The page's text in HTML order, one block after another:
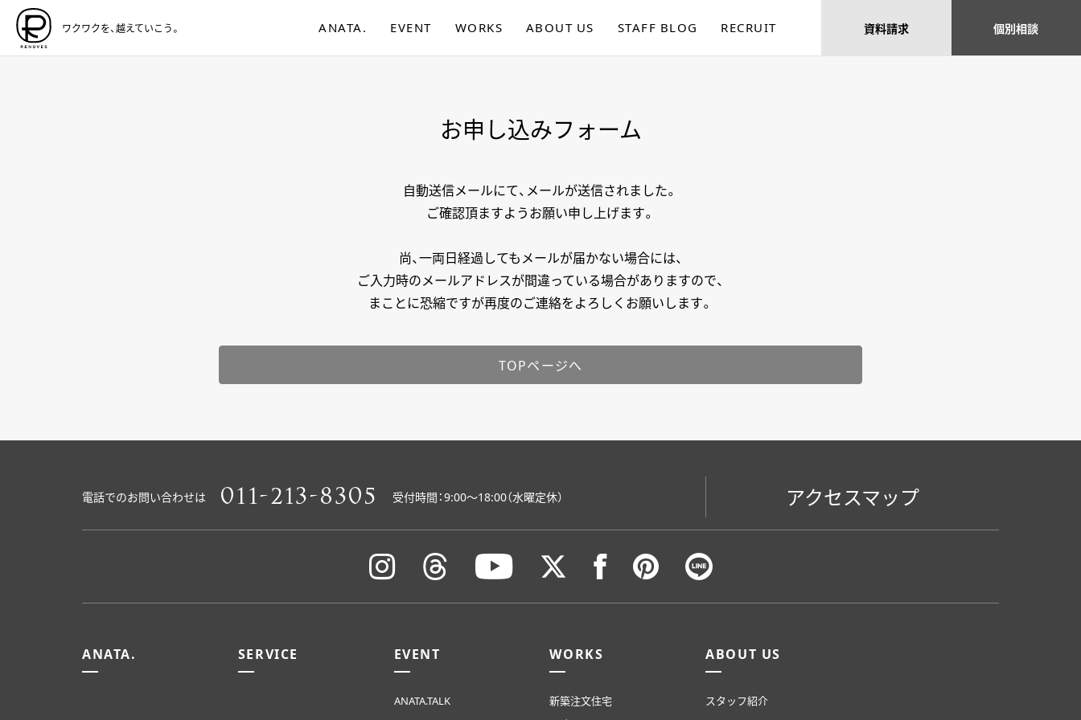
ワクワクを、越えていこう。 ANATA. EVENT WORKS ABOUT US STAFF BLOG RECRUIT 資料請求 個別相談
お申し込みフォーム
自動送信メールにて、メールが送信されました。
ご確認頂ますようお願い申し上げます。
尚、一両日経過してもメールが届かない場合には、
ご入力時のメールアドレスが間違っている場合がありますので、
まことに恐縮ですが再度のご連絡をよろしくお願いします。
TOPページへ
電話でのお問い合わせは 011-213-8305 受付時間：9:00〜18:00（水曜定休） アクセスマップ
ANATA. SERVICE EVENT
ANATA.TALK
WORKS
新築注文住宅
ABOUT US
スタッフ紹介